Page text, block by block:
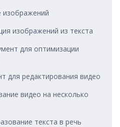
изображений
изображений из текста
для оптимизации
для редактирования видео
видео на несколько
текста в речь